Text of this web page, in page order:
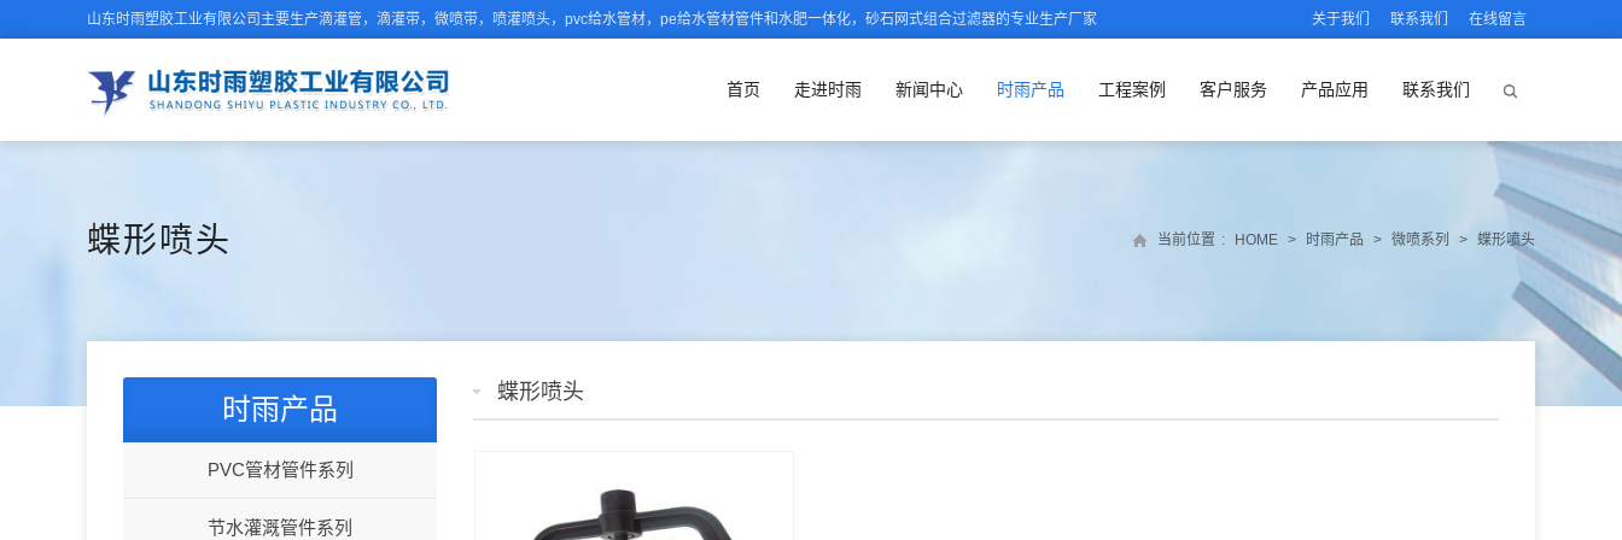
山东时雨塑胶工业有限公司主要生产滴灌管，滴灌带，微喷带，喷灌喷头，pvc给水管材，pe给水管材管件和水肥一体化，砂石网式组合过滤器的专业生产厂家 关于我们 联系我们 在线留言
首页 走进时雨 新闻中心 时雨产品 工程案例 客户服务 产品应用 联系我们
蝶形喷头 当前位置 : HOME > 时雨产品 > 微喷系列 > 蝶形喷头
蝶形喷头
时雨产品
PVC管材管件系列
节水灌溉管件系列